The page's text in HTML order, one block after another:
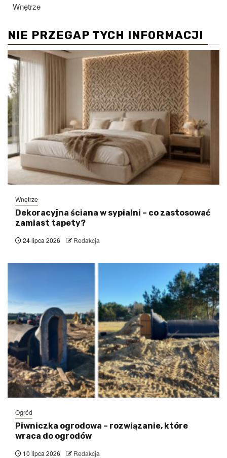
Wnętrze
NIE PRZEGAP TYCH INFORMACJI
Wnętrze
Dekoracyjna ściana w sypialni – co zastosować
zamiast tapety?
24 lipca 2026 Redakcja
Ogród
Piwniczka ogrodowa – rozwiązanie, które
wraca do ogrodów
10 lipca 2026 Redakcja